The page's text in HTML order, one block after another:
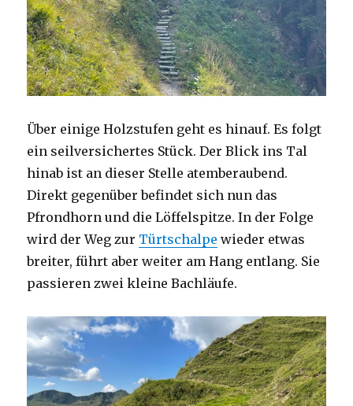
Über einige Holzstufen geht es hinauf. Es folgt
ein seilversichertes Stück. Der Blick ins Tal
hinab ist an dieser Stelle atemberaubend.
Direkt gegenüber befindet sich nun das
Pfrondhorn und die Löffelspitze. In der Folge
wird der Weg zur Türtschalpe wieder etwas
breiter, führt aber weiter am Hang entlang. Sie
passieren zwei kleine Bachläufe.